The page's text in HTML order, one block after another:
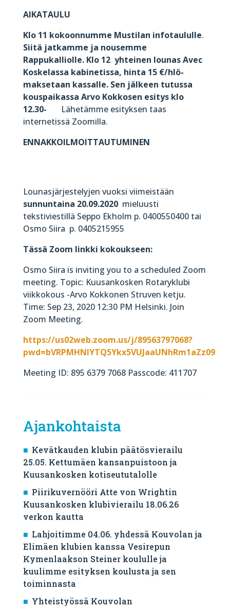
AIKATAULU
Klo 11 kokoonnumme Mustilan infotaululle.
Siitä jatkamme ja nousemme
Rappukalliolle. Klo 12 yhteinen lounas Avec
Koskelassa kabinetissa, hinta 15 €/hlö-
maksetaan kassalle. Sen jälkeen tutussa
kouspaikassa Arvo Kokkosen esitys klo
12.30-
Lähetämme esityksen taas
internetissä Zoomilla.
ENNAKKOILMOITTAUTUMINEN
Lounasjärjestelyjen vuoksi viimeistään
sunnuntaina 20.09.2020 mieluusti
tekstiviestillä Seppo Ekholm p. 0400550400 tai
Osmo Siira p. 0405215955
Tässä Zoom linkki kokoukseen:
Osmo Siira is inviting you to a scheduled Zoom
meeting. Topic: Kuusankosken Rotaryklubi
viikkokous -Arvo Kokkonen Struven ketju.
Time: Sep 23, 2020 12:30 PM Helsinki. Join
Zoom Meeting.
https://us02web.zoom.us/j/89563797068?
pwd=bVRPMHNIYTQ5Ykx5VUJaaUNhRm1aZz09
Meeting ID: 895 6379 7068 Passcode: 411707
Ajankohtaista
Kevätkauden klubin päätösvierailu
25.05. Kettumäen kansanpuistoon ja
Kuusankosken kotiseututalolle
Piirikuvernööri Atte von Wrightin
Kuusankosken klubivierailu 18.06.26
verkon kautta
Lahjoitimme 04.06. yhdessä Kouvolan ja
Elimäen klubien kanssa Vesirepun
Kymenlaakson Steiner koululle ja
kuulimme esityksen koulusta ja sen
toiminnasta
Yhteistyössä Kouvolan